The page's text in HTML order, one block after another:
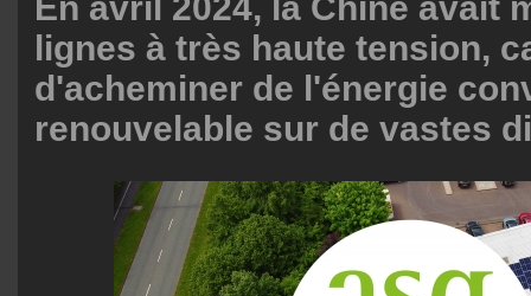
lignes à très haute tension,
d'acheminer de l'énergie
renouvelable sur de vastes